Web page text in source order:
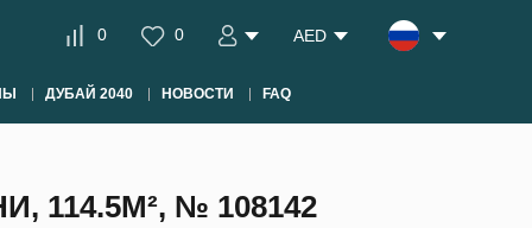
0 0 AED
ДУБАЙ 2040 НОВОСТИ FAQ
№ 108142